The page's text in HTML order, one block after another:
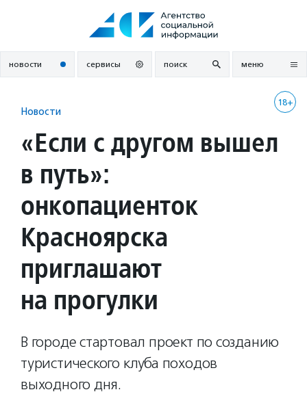
новости сервисы поиск меню
18+
Новости
«Если с другом вышел
в путь»:
онкопациенток
Красноярска
приглашают
на прогулки
В городе стартовал проект по созданию
туристического клуба походов
выходного дня.